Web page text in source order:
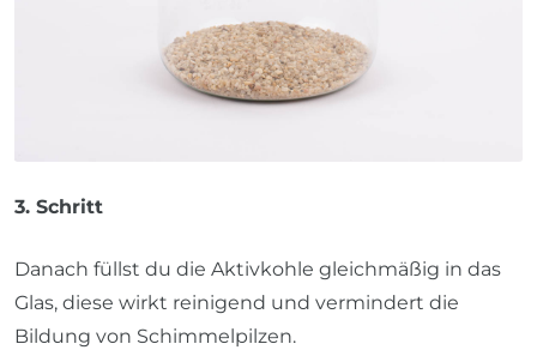
3. Schritt
Danach füllst du die Aktivkohle gleichmäßig in das
Glas, diese wirkt reinigend und vermindert die
Bildung von Schimmelpilzen.